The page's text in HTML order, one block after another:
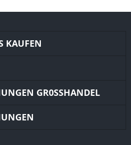
KAUFEN
GR0SSHANDEL